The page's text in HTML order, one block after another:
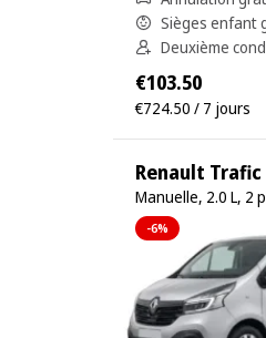
Sièges enfant
Deuxième
€103.50
€724.50 / 7 jours
Renault Trafic
Manuelle, 2.0 L, 2
-6%